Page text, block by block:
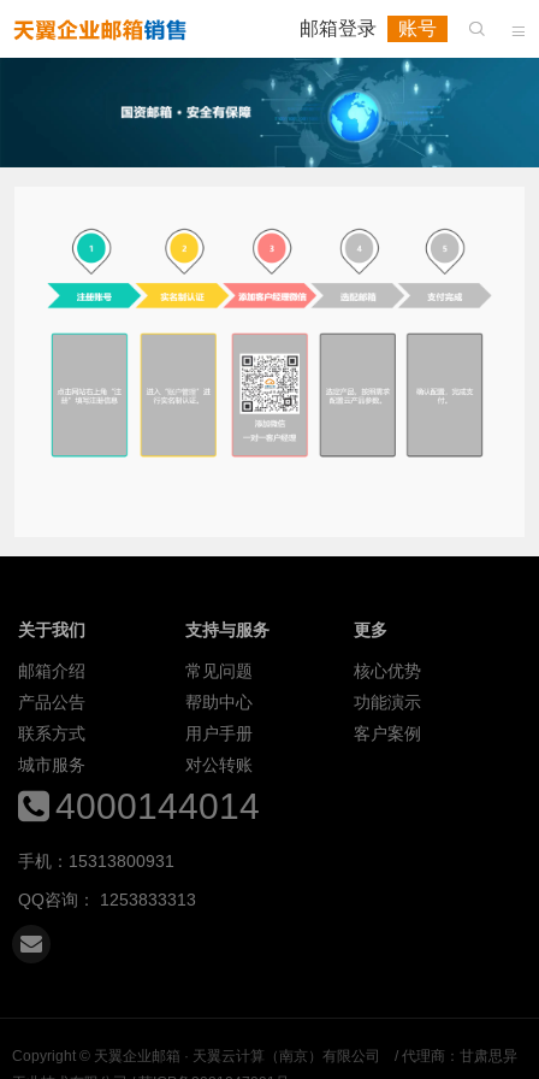

邮箱登录 账号 
关于我们
邮箱介绍
产品公告
联系方式
城市服务
支持与服务
常见问题
帮助中心
用户手册
对公转账
更多
核心优势
功能演示
客户案例
4000144014
手机：15313800931
QQ咨询： 1253833313
Copyright © 天翼企业邮箱 · 天翼云计算（南京）有限公司
/ 代理商：甘肃思异